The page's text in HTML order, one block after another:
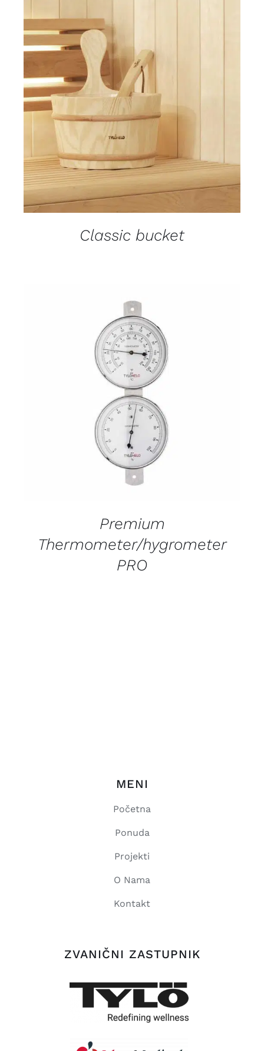
DETALJI
Classic bucket
DETALJI
Premium
Thermometer/hygrometer
PRO
MENI
Početna
Ponuda
Projekti
O Nama
Kontakt
ZVANIČNI ZASTUPNIK